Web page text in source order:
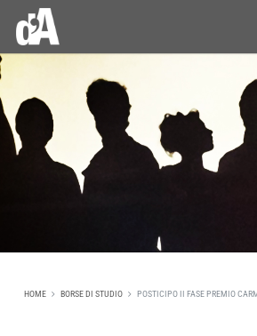
HOME BORSE DI STUDIO POSTICIPO II FASE PREMIO